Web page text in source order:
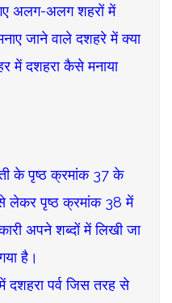
अलग-अलग शहरों में
जाने वाले दशहरे में क्या
में दशहरा कैसे मनाया
के पृष्ठ क्रमांक 37 के
लेकर पृष्ठ क्रमांक 38 में
अपने शब्दों में लिखी जा
है।
दशहरा पर्व जिस तरह से